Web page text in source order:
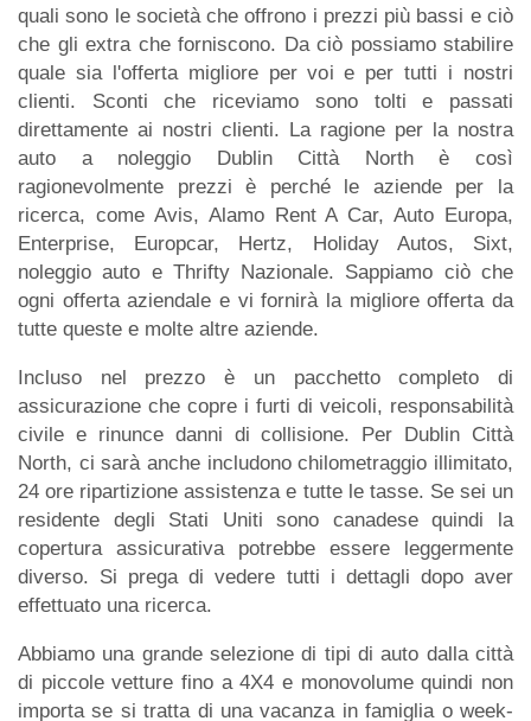
quali sono le società che offrono i prezzi più bassi e ciò
che gli extra che forniscono. Da ciò possiamo stabilire
quale sia l'offerta migliore per voi e per tutti i nostri
clienti. Sconti che riceviamo sono tolti e passati
direttamente ai nostri clienti. La ragione per la nostra
auto a noleggio Dublin Città North è così
ragionevolmente prezzi è perché le aziende per la
ricerca, come Avis, Alamo Rent A Car, Auto Europa,
Enterprise, Europcar, Hertz, Holiday Autos, Sixt,
noleggio auto e Thrifty Nazionale. Sappiamo ciò che
ogni offerta aziendale e vi fornirà la migliore offerta da
tutte queste e molte altre aziende.
Incluso nel prezzo è un pacchetto completo di
assicurazione che copre i furti di veicoli, responsabilità
civile e rinunce danni di collisione. Per Dublin Città
North, ci sarà anche includono chilometraggio illimitato,
24 ore ripartizione assistenza e tutte le tasse. Se sei un
residente degli Stati Uniti sono canadese quindi la
copertura assicurativa potrebbe essere leggermente
diverso. Si prega di vedere tutti i dettagli dopo aver
effettuato una ricerca.
Abbiamo una grande selezione di tipi di auto dalla città
di piccole vetture fino a 4X4 e monovolume quindi non
importa se si tratta di una vacanza in famiglia o week-